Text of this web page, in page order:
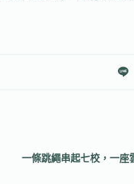
一條跳繩串起七校，一座